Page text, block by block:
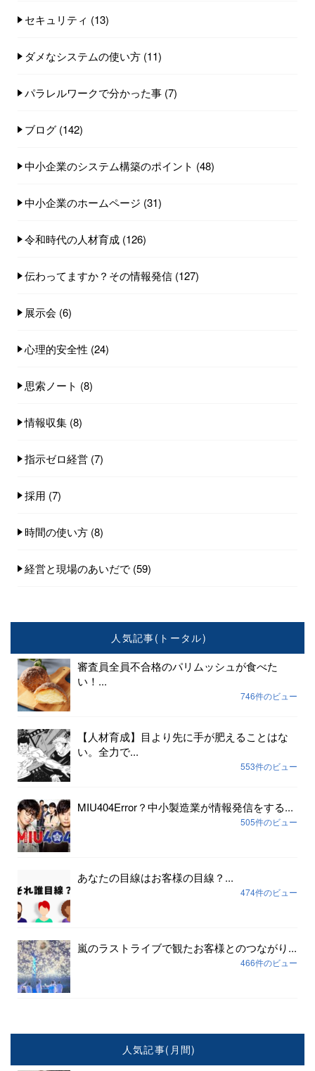
セキュリティ (13)
ダメなシステムの使い方 (11)
パラレルワークで分かった事 (7)
ブログ (142)
中小企業のシステム構築のポイント (48)
中小企業のホームページ (31)
令和時代の人材育成 (126)
伝わってますか？その情報発信 (127)
展示会 (6)
心理的安全性 (24)
思索ノート (8)
情報収集 (8)
指示ゼロ経営 (7)
採用 (7)
時間の使い方 (8)
経営と現場のあいだで (59)
人気記事(トータル)
審査員全員不合格のパリムッシュが食べた
い！...
746件のビュー
【人材育成】目より先に手が肥えることはな
い。全力で...
553件のビュー
MIU404Error？中小製造業が情報発信をする...
505件のビュー
あなたの目線はお客様の目線？...
474件のビュー
嵐のラストライブで観たお客様とのつながり...
466件のビュー
人気記事(月間)